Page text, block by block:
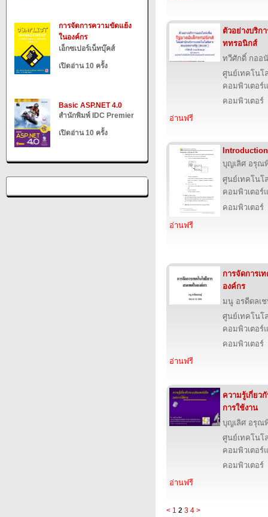
การจัดการความขัดแย้ง
ในองค์กร
เอ็กซเปอร์เน็ทบุ๊คส์
เปิดอ่าน 10 ครั้ง
Basic ASP.NET 4.0
สำนักพิมพ์ IDC Premier
เปิดอ่าน 10 ครั้ง
ตัวอย่างบริก
ททรอนิกส์
ทวีศักดิ์ กออ
ศูนย์เทคโนโ
คอมพิวเตอร์
คอมพิวเตอร์
อ่านฟรี
บุญเลิศ อรุณ
ศูนย์เทคโนโ
คอมพิวเตอร์
คอมพิวเตอร์
อ่านฟรี
การจัดการเ
องค์กร
มนู อรดีดลเ
ศูนย์เทคโนโ
คอมพิวเตอร์
คอมพิวเตอร์
อ่านฟรี
ความรู้เกี่ยว
การใช้งาน
บุญเลิศ อรุณ
ศูนย์เทคโนโ
คอมพิวเตอร์
คอมพิวเตอร์
อ่านฟรี
< 1 2 3 4 >